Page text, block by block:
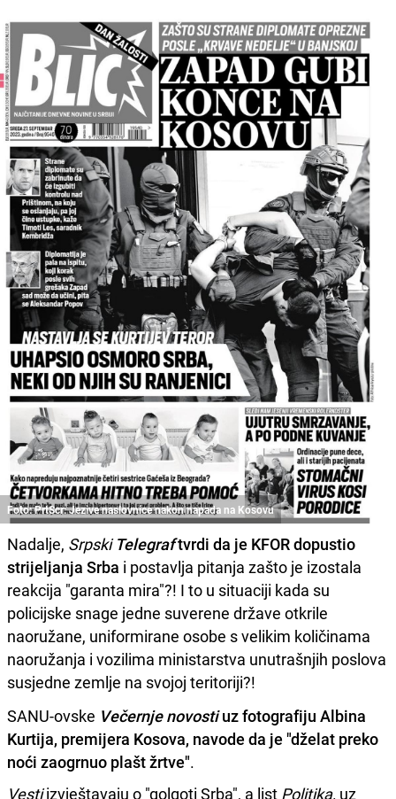
Foto: PrtScr: Jezive naslovnice nakon napada na Kosovu
Nadalje, SrpskiTelegraftvrdi da je KFOR dopustio
strijeljanja Srba i postavlja pitanja zašto je izostala
reakcija "garanta mira"?! I to u situaciji kada su
policijske snage jedne suverene države otkrile
naoružane, uniformirane osobe s velikim količinama
naoružanja i vozilima ministarstva unutrašnjih poslova
susjedne zemlje na svojoj teritoriji?!
SANU-ovske Večernje novostiuz fotografiju Albina
Kurtija, premijera Kosova, navode da je "dželat preko
noći zaogrnuo plašt žrtve".
Vestiizvještavaju o "golgoti Srba", a list Politika, uz